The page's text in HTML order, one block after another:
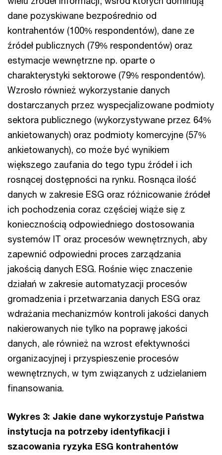
dane pozyskiwane bezpośrednio od
kontrahentów (100% respondentów), dane ze
źródeł publicznych (79% respondentów) oraz
estymacje wewnętrzne np. oparte o
charakterystyki sektorowe (79% respondentów).
Wzrosło również wykorzystanie danych
dostarczanych przez wyspecjalizowane podmioty
sektora publicznego (wykorzystywane przez 64%
ankietowanych) oraz podmioty komercyjne (57%
ankietowanych), co może być wynikiem
większego zaufania do tego typu źródeł i ich
rosnącej dostępności na rynku. Rosnąca ilość
danych w zakresie ESG oraz różnicowanie źródeł
ich pochodzenia coraz częściej wiąże się z
koniecznością odpowiedniego dostosowania
systemów IT oraz procesów wewnętrznych, aby
zapewnić odpowiedni proces zarządzania
jakością danych ESG. Rośnie więc znaczenie
działań w zakresie automatyzacji procesów
gromadzenia i przetwarzania danych ESG oraz
wdrażania mechanizmów kontroli jakości danych
nakierowanych nie tylko na poprawę jakości
danych, ale również na wzrost efektywności
organizacyjnej i przyspieszenie procesów
wewnętrznych, w tym związanych z udzielaniem
finansowania.
Wykres 3: Jakie dane wykorzystuje Państwa
instytucja na potrzeby identyfikacji i
szacowania ryzyka ESG kontrahentów